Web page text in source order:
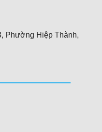
Phường Hiệp Thành,